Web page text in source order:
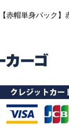
赤帽単身パック】